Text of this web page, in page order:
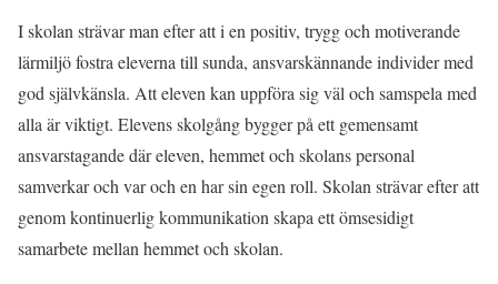
I skolan strävar man efter att i en positiv, trygg och motiverande
lärmiljö fostra eleverna till sunda, ansvarskännande individer med
god självkänsla. Att eleven kan uppföra sig väl och samspela med
alla är viktigt. Elevens skolgång bygger på ett gemensamt
ansvarstagande där eleven, hemmet och skolans personal
samverkar och var och en har sin egen roll. Skolan strävar efter att
genom kontinuerlig kommunikation skapa ett ömsesidigt
samarbete mellan hemmet och skolan.